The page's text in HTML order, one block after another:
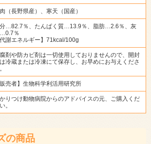
（長野県産）、寒天（国産）
…82.7％、たんぱく質…13.9％、脂肪…2.6％、灰
％
代謝エネルギー】71kcal/100g
剤や防カビ剤は一切使用しておりませんので、開封
冷蔵または冷凍にて保存し、お早めにお与えくださ
販売者】生物科学利活用研究所
りつけ動物病院からのアドバイスの元、ご購入くだ
。
の商品